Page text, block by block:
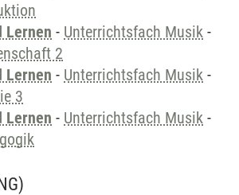
Lernen - Unterrichtsfach Musik -
2
Lernen - Unterrichtsfach Musik -
3
Lernen - Unterrichtsfach Musik -